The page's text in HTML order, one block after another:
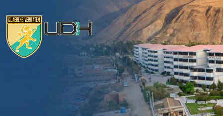
ESTILOS DE LIDERAZGO Y
CENTRO DE SALUD DE MONZÓN-2016